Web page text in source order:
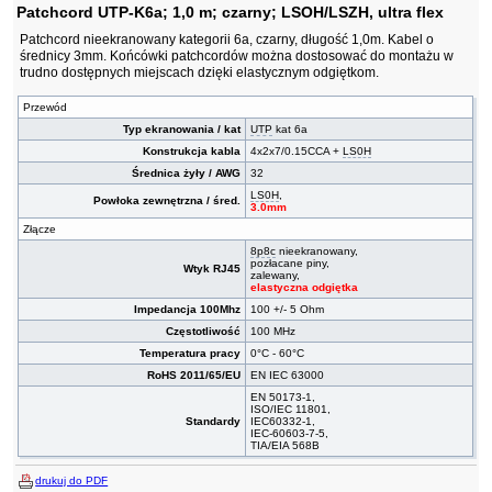
Patchcord UTP-K6a; 1,0 m; czarny; LSOH/LSZH, ultra flex
Patchcord nieekranowany kategorii 6a, czarny, długość 1,0m. Kabel o
średnicy 3mm. Końcówki patchcordów można dostosować do montażu w
trudno dostępnych miejscach dzięki elastycznym odgiętkom.
Przewód
Typ ekranowania / kat
UTP kat 6a
Konstrukcja kabla
4x2x7/0.15CCA +LS0H
Średnica żyły / AWG
32
Powłoka zewnętrzna / śred. LS0H,
3.0mm
Złącze
Wtyk RJ45
8p8c nieekranowany,
pozłacane piny,
zalewany,
elastyczna odgiętka
Impedancja 100Mhz
100 +/- 5 Ohm
Częstotliwość
100 MHz
Temperatura pracy
0°C - 60°C
RoHS 2011/65/EU
EN IEC 63000
Standardy
EN 50173-1,
ISO/IEC 11801,
IEC60332-1,
IEC-60603-7-5,
TIA/EIA 568B
drukuj do PDF